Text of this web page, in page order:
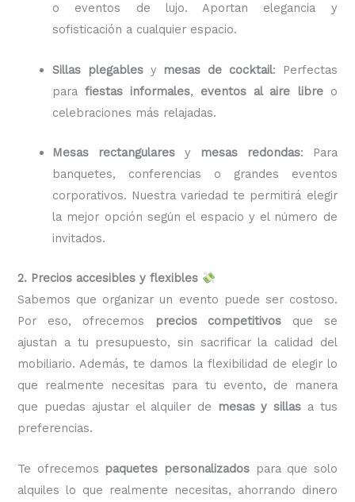
o eventos de lujo. Aportan elegancia y
sofisticación a cualquier espacio.
Sillas plegablesy mesas de cocktail: Perfectas
parafiestas informales, eventos al aire libreo
celebraciones más relajadas.
Mesas rectangulares y mesas redondas: Para
banquetes, conferencias o grandes eventos
corporativos. Nuestra variedad te permitirá elegir
la mejor opción según el espacio y el número de
invitados.
2. Precios accesibles y flexibles
Sabemos que organizar un evento puede ser costoso.
Por eso, ofrecemos
precios competitivos que se
ajustan a tu presupuesto, sin sacrificar la calidad del
mobiliario. Además, te damos la flexibilidad de elegir lo
que realmente necesitas para tu evento, de manera
que puedas ajustar el alquiler de
mesas y sillas a tus
preferencias.
Te ofrecemos paquetes personalizados para que solo
alquiles lo que realmente necesitas, ahorrando dinero